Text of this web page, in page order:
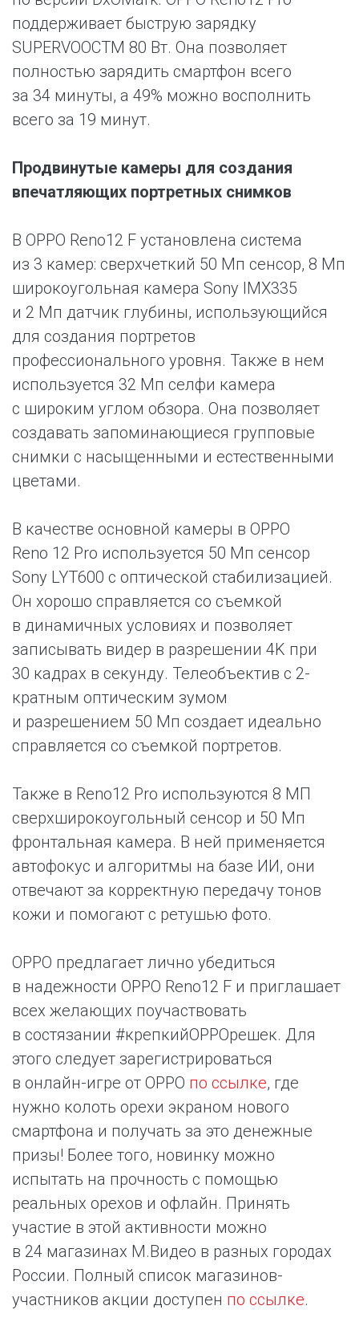
поддерживает быструю зарядку
SUPERVOOCTM 80 Вт. Она позволяет
полностью зарядить смартфон всего
за 34 минуты, а 49% можно восполнить
всего за 19 минут.
Продвинутые камеры для создания
впечатляющих портретных снимков
В OPPO Reno12 F установлена система
из 3 камер: сверхчеткий 50 Мп сенсор, 8 Мп
широкоугольная камера Sony IMX335
и 2 Мп датчик глубины, использующийся
для создания портретов
профессионального уровня. Также в нем
используется 32 Мп селфи камера
с широким углом обзора. Она позволяет
создавать запоминающиеся групповые
снимки с насыщенными и естественными
цветами.
В качестве основной камеры в OPPO
Reno 12 Pro используется 50 Мп сенсор
Sony LYT600 с оптической стабилизацией.
Он хорошо справляется со съемкой
в динамичных условиях и позволяет
записывать видер в разрешении 4K при
30 кадрах в секунду. Телеобъектив с 2-
кратным оптическим зумом
и разрешением 50 Мп создает идеально
справляется со съемкой портретов.
Также в Reno12 Pro используются 8 МП
сверхширокоугольный сенсор и 50 Мп
фронтальная камера. В ней применяется
автофокус и алгоритмы на базе ИИ, они
отвечают за корректную передачу тонов
кожи и помогают с ретушью фото.
OPPO предлагает лично убедиться
в надежности OPPO Reno12 F и приглашает
всех желающих поучаствовать
в состязании #крепкийOPPOрешек. Для
этого следует зарегистрироваться
в онлайн-игре от OPPO по ссылке, где
нужно колоть орехи экраном нового
смартфона и получать за это денежные
призы! Более того, новинку можно
испытать на прочность с помощью
реальных орехов и офлайн. Принять
участие в этой активности можно
в 24 магазинах М.Видео в разных городах
России. Полный список магазинов-
участников акции доступен по ссылке.